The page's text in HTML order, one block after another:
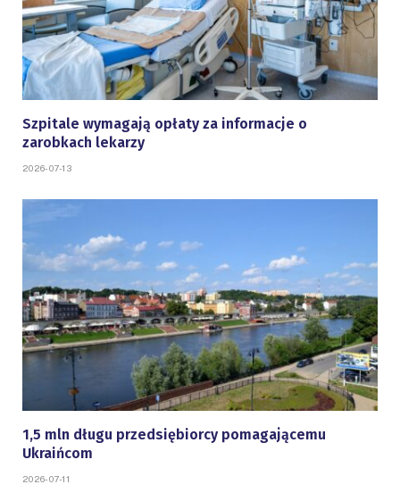
Szpitale wymagają opłaty za informacje o
zarobkach lekarzy
2026-07-13
1,5 mln długu przedsiębiorcy pomagającemu
Ukraińcom
2026-07-11